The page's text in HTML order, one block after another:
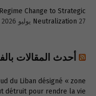
Change to Strategic
Neutralization 27 يوليو 2026
أحدث المقالات
du Liban désigné « zone
détruit pour rendre la vie